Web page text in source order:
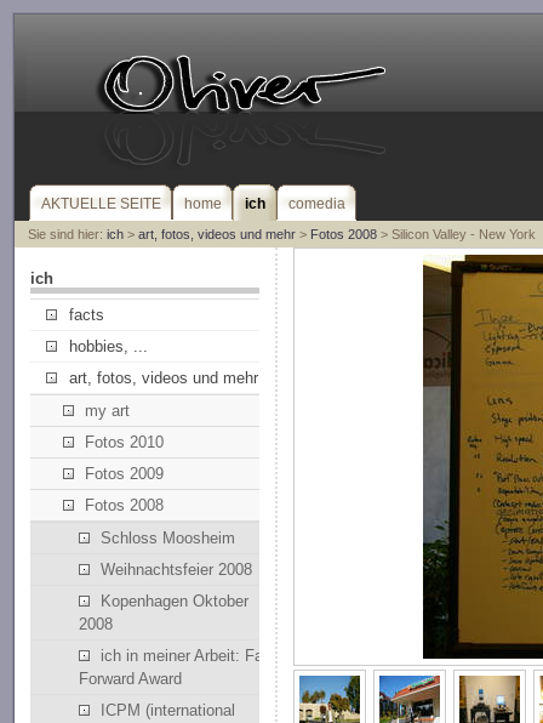
AKTUELLE SEITE home ich comedia
Sie sind hier: ich> art, fotos, videos und mehr> Fotos 2008> Silicon Valley - New York
ich
facts
hobbies, ...
art, fotos, videos und mehr
my art
Fotos 2010
Fotos 2009
Fotos 2008
Schloss Moosheim
Weihnachtsfeier 2008
Kopenhagen Oktober
2008
ich in meiner Arbeit: Fast
Forward Award
ICPM (international